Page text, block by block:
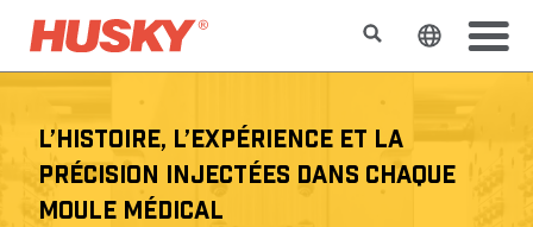
RechercherChanger
L’HISTOIRE, L’EXPÉRIENCE ET LA
PRÉCISION INJECTÉES DANS CHAQUE
MOULE MÉDICAL